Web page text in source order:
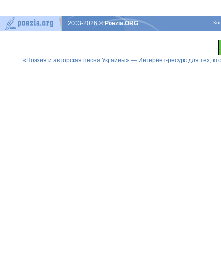
2003-2026© Poezia.ORG
«Поэзия и авторская песня Украины» — Интернет-ресурс для тех,